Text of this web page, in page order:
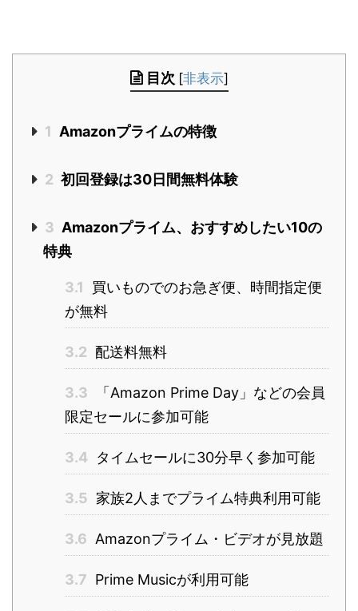
目次 [非表示]
1 Amazonプライムの特徴
2 初回登録は30日間無料体験
3 Amazonプライム、おすすめしたい10の
特典
3.1
買いものでのお急ぎ便、時間指定便
が無料
3.2 配送料無料
3.3
「Amazon Prime Day」などの会員
限定セールに参加可能
3.4 タイムセールに30分早く参加可能
3.5 家族2人までプライム特典利用可能
3.6 Amazonプライム・ビデオが見放題
3.7 Prime Musicが利用可能